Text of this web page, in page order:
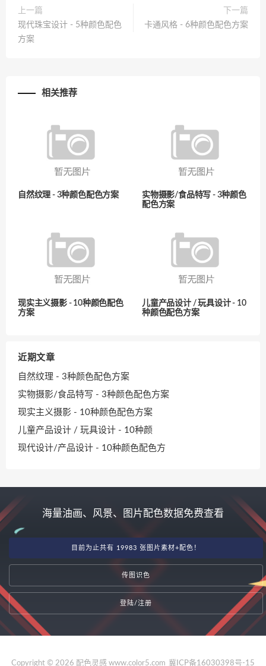
上一篇
现代珠宝设计 - 5种颜色配色
方案
下一篇
卡通风格 - 6种颜色配色方案
相关推荐
自然纹理 - 3种颜色配色方案
实物摄影/食品特写 - 3种颜色
配色方案
现实主义摄影 - 10种颜色配色
方案
儿童产品设计 / 玩具设计 - 10
种颜色配色方案
近期文章
自然纹理 - 3种颜色配色方案
实物摄影/食品特写 - 3种颜色配色方案
现实主义摄影 - 10种颜色配色方案
儿童产品设计 / 玩具设计 - 10种颜
现代设计/产品设计 - 10种颜色配色方
海量油画、风景、图片配色数据免费查看
目前为止共有 19983 张图片素材+配色！
传图识色
登陆/注册
Copyright © 2026 配色灵感 www.color5.com 冀ICP备16030398号-15